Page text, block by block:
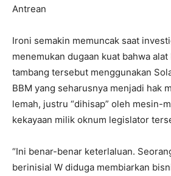
Antrean
Ironi semakin memuncak saat
menemukan dugaan kuat bahwa
tambang tersebut menggunakan
BBM yang seharusnya menjadi hak
lemah, justru “dihisap” oleh mesin-
kekayaan milik oknum legislator
“Ini benar-benar keterlaluan.
berinisial W diduga membiarkan